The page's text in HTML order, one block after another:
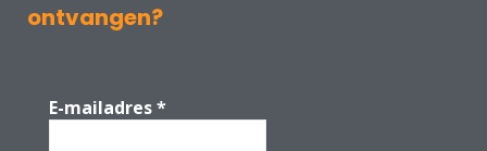
ontvangen?
E-mailadres*